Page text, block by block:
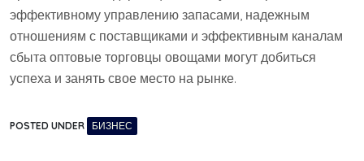
эффективному управлению запасами, надежным
отношениям с поставщиками и эффективным каналам
сбыта оптовые торговцы овощами могут добиться
успеха и занять свое место на рынке.
POSTED UNDER БИЗНЕС